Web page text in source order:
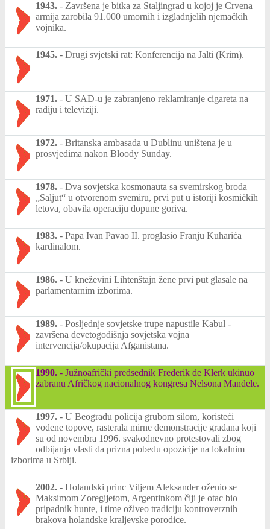
1943. - Završena je bitka za Staljingrad u kojoj je Crvena
armija zarobila 91.000 umornih i izgladnjelih njemačkih
vojnika.
1945. - Drugi svjetski rat: Konferencija na Jalti (Krim).
1971. - U SAD-u je zabranjeno reklamiranje cigareta na
radiju i televiziji.
1972. - Britanska ambasada u Dublinu uništena je u
prosvjedima nakon Bloody Sunday.
1978. - Dva sovjetska kosmonauta sa svemirskog broda
„Saljut“ u otvorenom svemiru, prvi put u istoriji kosmičkih
letova, obavila operaciju dopune goriva.
1983. - Papa Ivan Pavao II. proglasio Franju Kuharića
kardinalom.
1986. - U kneževini Lihtenštajn žene prvi put glasale na
parlamentarnim izborima.
1989. - Posljednje sovjetske trupe napustile Kabul -
završena devetogodišnja sovjetska vojna
intervencija/okupacija Afganistana.
1990. - Južnoafrički predsednik Frederik de Klerk ukinuo
zabranu Afričkog nacionalnog kongresa Nelsona Mandele.
1997. - U Beogradu policija grubom silom, koristeći
vodene topove, rasterala mirne demonstracije građana koji
su od novembra 1996. svakodnevno protestovali zbog
odbijanja vlasti da prizna pobedu opozicije na lokalnim
izborima u Srbiji.
2002. - Holandski princ Viljem Aleksander oženio se
Maksimom Zoregijetom, Argentinkom čiji je otac bio
pripadnik hunte, i time oživeo tradiciju kontroverznih
brakova holandske kraljevske porodice.